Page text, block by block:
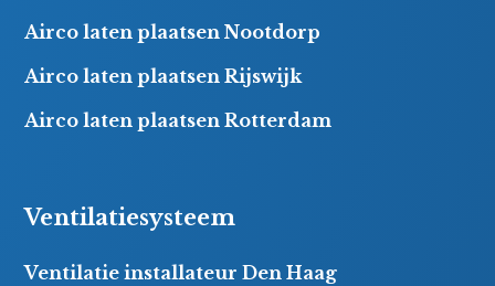
Airco laten plaatsen Nootdorp
Airco laten plaatsen Rijswijk
Airco laten plaatsen Rotterdam
Ventilatiesysteem
Ventilatie installateur Den Haag